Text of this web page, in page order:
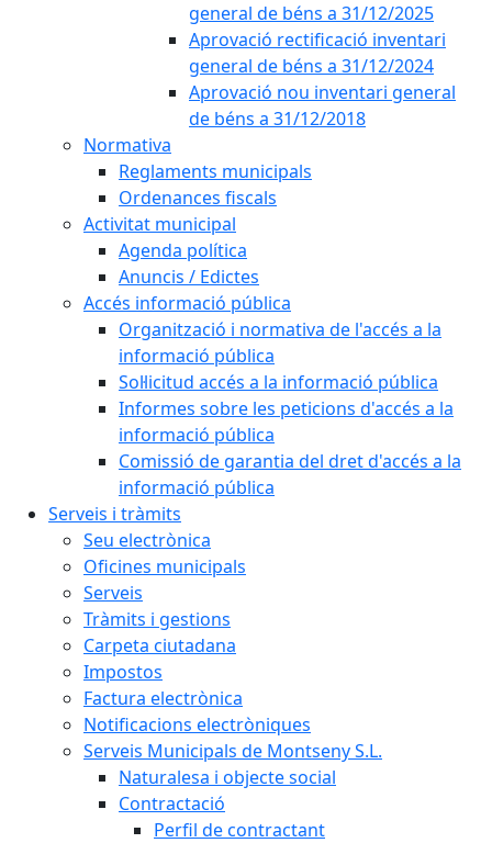
general de béns a 31/12/2025
Aprovació rectificació inventari
general de béns a 31/12/2024
Aprovació nou inventari general
de béns a 31/12/2018
Normativa
Reglaments municipals
Ordenances fiscals
Activitat municipal
Agenda política
Anuncis / Edictes
Accés informació pública
Organització i normativa de l'accés a la
informació pública
Sol·licitud accés a la informació pública
Informes sobre les peticions d'accés a la
informació pública
Comissió de garantia del dret d'accés a la
informació pública
Serveis i tràmits
Seu electrònica
Oficines municipals
Serveis
Tràmits i gestions
Carpeta ciutadana
Impostos
Factura electrònica
Notificacions electròniques
Serveis Municipals de Montseny S.L.
Naturalesa i objecte social
Contractació
Perfil de contractant